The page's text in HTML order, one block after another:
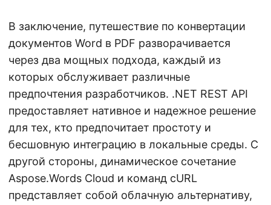
В заключение, путешествие по конвертации
документов Word в PDF разворачивается
через два мощных подхода, каждый из
которых обслуживает различные
предпочтения разработчиков. .NET REST API
предоставляет нативное и надежное решение
для тех, кто предпочитает простоту и
бесшовную интеграцию в локальные среды. С
другой стороны, динамическое сочетание
Aspose.Words Cloud и команд cURL
представляет собой облачную альтернативу,